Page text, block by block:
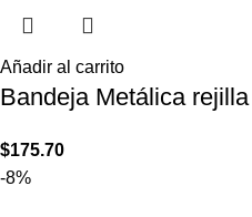
Añadir al carrito
Bandeja Metálica
$175.70
-8%